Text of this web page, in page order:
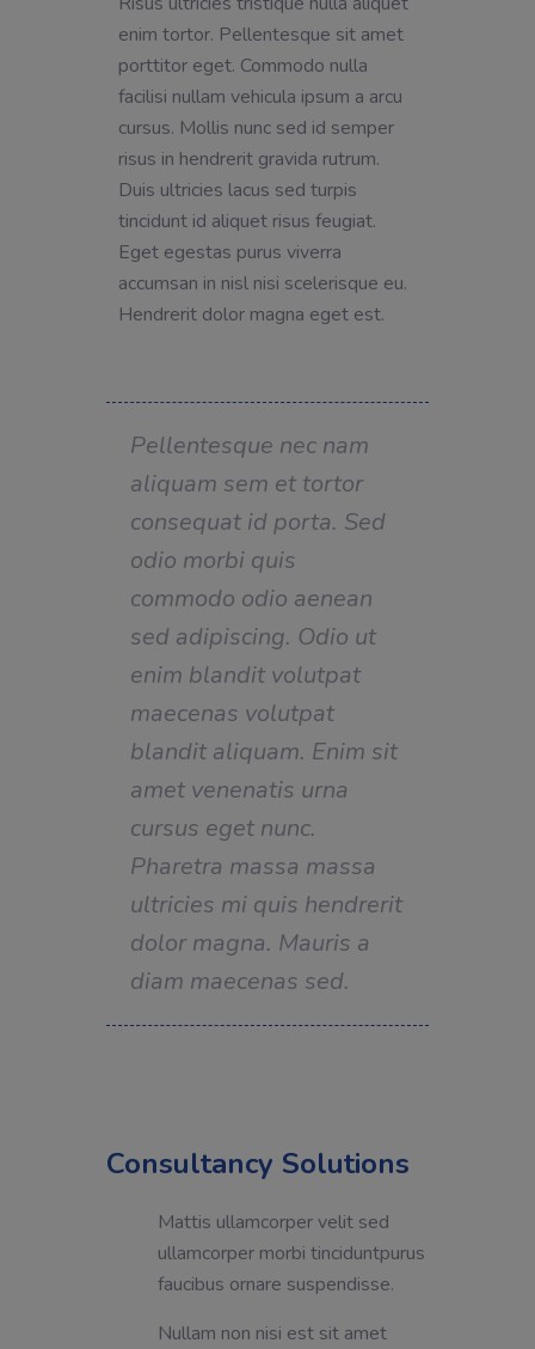
enim tortor. Pellentesque sit amet
porttitor eget. Commodo nulla
facilisi nullam vehicula ipsum a arcu
cursus. Mollis nunc sed id semper
risus in hendrerit gravida rutrum.
Duis ultricies lacus sed turpis
tincidunt id aliquet risus feugiat.
Eget egestas purus viverra
accumsan in nisl nisi scelerisque eu.
Hendrerit dolor magna eget est.
Pellentesque nec nam
aliquam sem et tortor
consequat id porta. Sed
odio morbi quis
commodo odio aenean
sed adipiscing. Odio ut
enim blandit volutpat
maecenas volutpat
blandit aliquam. Enim sit
amet venenatis urna
cursus eget nunc.
Pharetra massa massa
ultricies mi quis hendrerit
dolor magna. Mauris a
diam maecenas sed.
Consultancy Solutions
Mattis ullamcorper velit sed
ullamcorper morbi tinciduntpurus
faucibus ornare suspendisse.
Nullam non nisi est sit amet